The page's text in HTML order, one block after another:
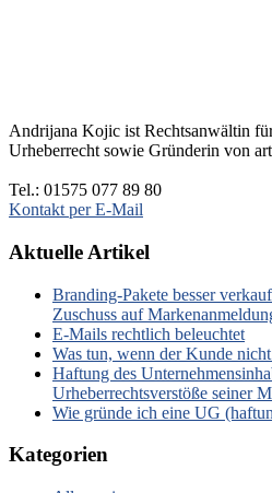
Andrijana Kojic ist Rechtsanwältin
Urheberrecht sowie Gründerin von
Tel.: 01575 077 89 80
Kontakt per E-Mail
Aktuelle Artikel
Branding-Pakete besser
Zuschuss auf
E-Mails rechtlich beleuchtet
Was tun, wenn der Kunde
Haftung des
Urheberrechtsverstöße seiner
Wie gründe ich eine UG
Kategorien